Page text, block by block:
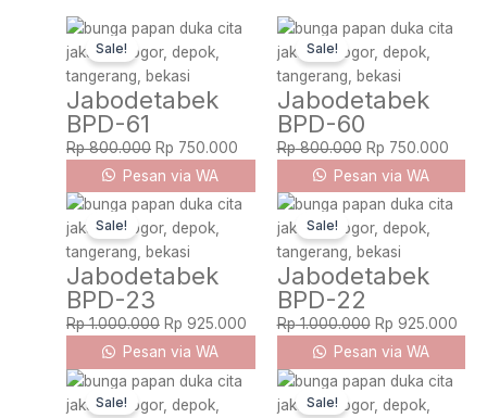
Sale!
Jabodetabek
BPD-61
Rp800.000
Original
price
was:
Rp 800.000.
Rp 750.000
Current
Rp 750.000.
Pesan via WA
Sale!
Jabodetabek
BPD-60
Rp800.000
Original
price
was:
Rp 800.000.
Rp 750.000
Pesan via WA
Sale!
Jabodetabek
BPD-23
Rp1.000.000
Original
price
was:
Rp 1.000.000.
Rp 925.000
Current
price
Rp 925.000.
Pesan via WA
Sale!
Jabodetabek
BPD-22
Rp1.000.000
Original
price
was:
Rp 1.000.000.
Rp 925.000
Pesan via WA
Sale!
Original
price
Current
price
Sale!
Original
price